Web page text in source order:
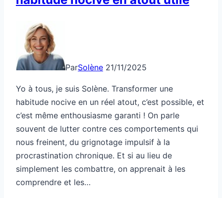
ParSolène 21/11/2025
Yo à tous, je suis Solène. Transformer une
habitude nocive en un réel atout, c’est possible, et
c’est même enthousiasme garanti ! On parle
souvent de lutter contre ces comportements qui
nous freinent, du grignotage impulsif à la
procrastination chronique. Et si au lieu de
simplement les combattre, on apprenait à les
comprendre et les…